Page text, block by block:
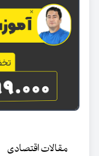
مقالات اقتصادی